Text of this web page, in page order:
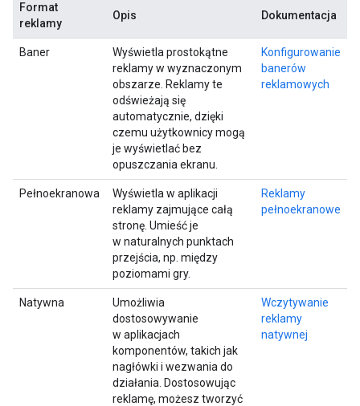
Format
reklamy
Opis Dokumentacja
Baner
Wyświetla prostokątne
reklamy w wyznaczonym
obszarze. Reklamy te
odświeżają się
automatycznie, dzięki
czemu użytkownicy mogą
je wyświetlać bez
opuszczania ekranu.
Konfigurowanie
banerów
reklamowych
Pełnoekranowa
Wyświetla w aplikacji
reklamy zajmujące całą
stronę. Umieść je
w naturalnych punktach
przejścia, np. między
poziomami gry.
Reklamy
pełnoekranowe
Natywna
Umożliwia
dostosowywanie
w aplikacjach
komponentów, takich jak
nagłówki i wezwania do
działania. Dostosowując
reklamę, możesz tworzyć
Wczytywanie
reklamy
natywnej